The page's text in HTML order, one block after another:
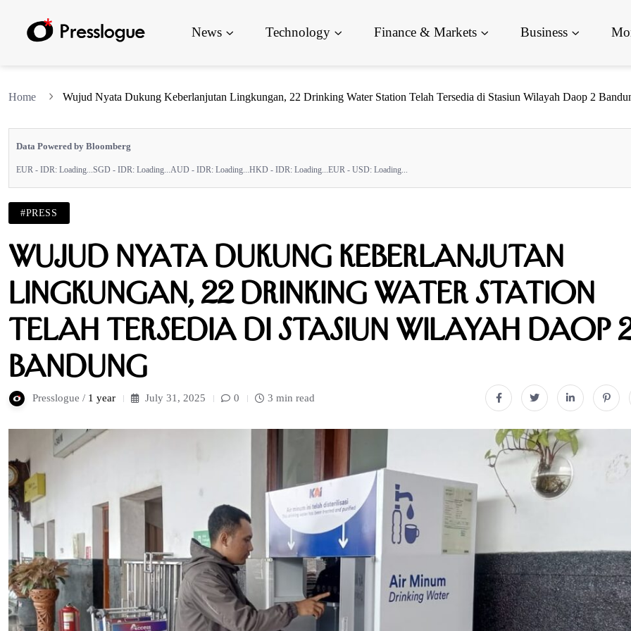
News Technology Finance & Markets Business
Home Wujud Nyata Dukung Keberlanjutan Lingkungan, 22 Drinking Water Station Telah Tersedia di Stasiun Wilayah Daop 2
Data Powered by Bloomberg
EUR - IDR: Loading...SGD - IDR: Loading...AUD - IDR: Loading...HKD - IDR: Loading...EUR - USD: Loading...
#PRESS
Wujud Nyata Dukung Keberlanjutan
Lingkungan, 22 Drinking Water Station
Telah Tersedia di Stasiun Wilayah Daop
Bandung
Presslogue / 1 year July 31, 2025 0 3 min read